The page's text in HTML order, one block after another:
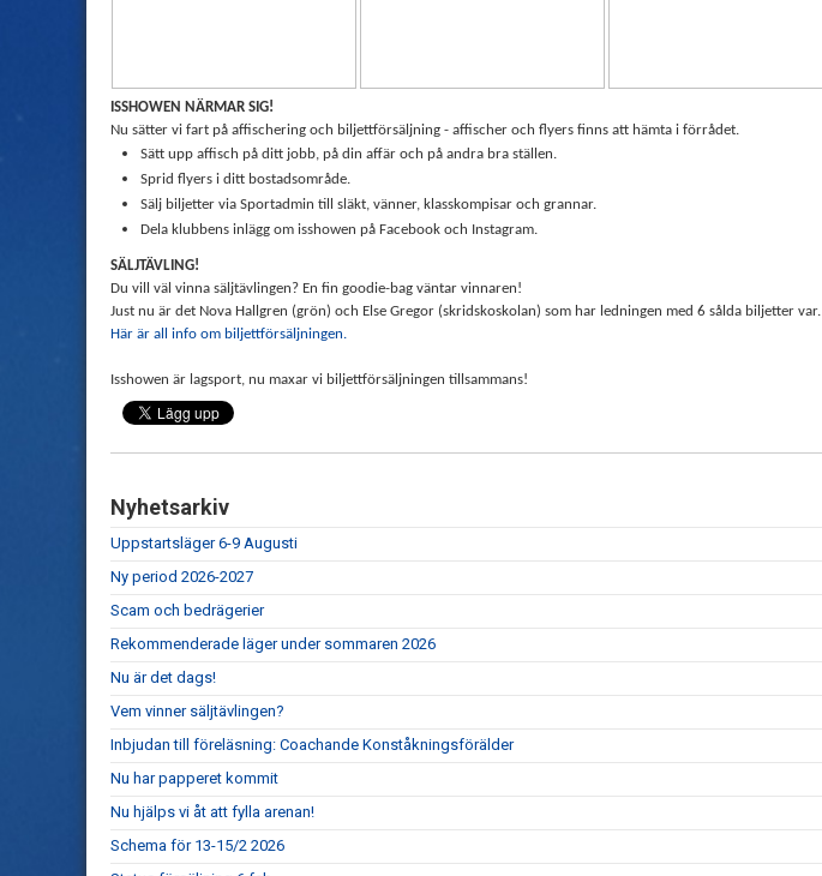
ISSHOWEN NÄRMAR SIG!
Nu sätter vi fart på affischering och biljettförsäljning - affischer och flyers finns att hämta i förrådet.
Sätt upp affisch på ditt jobb, på din affär och på andra bra ställen.
Sprid flyers i ditt bostadsområde.
Sälj biljetter via Sportadmin till släkt, vänner, klasskompisar och grannar.
Dela klubbens inlägg om isshowen på Facebook och Instagram.
SÄLJTÄVLING!
Du vill väl vinna säljtävlingen? En fin goodie-bag väntar vinnaren!
Just nu är det Nova Hallgren (grön) och Else Gregor (skridskoskolan) som har ledningen med 6 sålda biljetter var.
Här är all info om biljettförsäljningen.
Isshowen är lagsport, nu maxar vi biljettförsäljningen tillsammans!
Nyhetsarkiv
Uppstartsläger 6-9 Augusti
Ny period 2026-2027
Scam och bedrägerier
Rekommenderade läger under sommaren 2026
Nu är det dags!
Vem vinner säljtävlingen?
Inbjudan till föreläsning: Coachande Konståkningsförälder
Nu har papperet kommit
Nu hjälps vi åt att fylla arenan!
Schema för 13-15/2 2026